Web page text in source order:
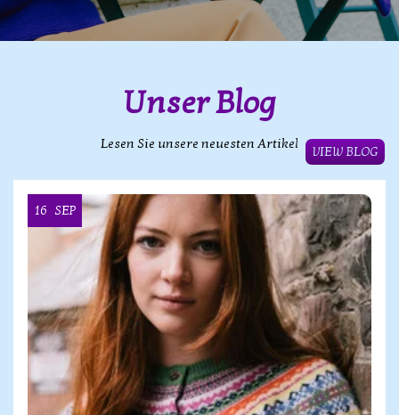
Unser Blog
Lesen Sie unsere neuesten Artikel
VIEW BLOG
16 SEP